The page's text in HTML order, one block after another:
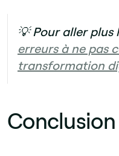
💡 Pour aller plus
erreurs à ne pas
transformation
Conclusion